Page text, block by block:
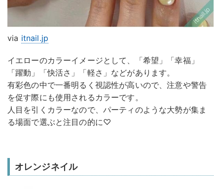
via itnail.jp
イエローのカラーイメージとして、「希望」「幸福」
「躍動」「快活さ」「軽さ」などがあります。
有彩色の中で一番明るく視認性が高いので、注意や警告
を促す際にも使用されるカラーです。
人目を引くカラーなので、パーティのような大勢が集ま
る場面で選ぶと注目の的に♡
オレンジネイル